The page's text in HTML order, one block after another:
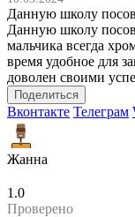
Данную школу
Данную школу
мальчика всегда
время удобное для
доволен своими
Поделиться
Вконтакте Телеграм
Жанна
1.0
Проверено